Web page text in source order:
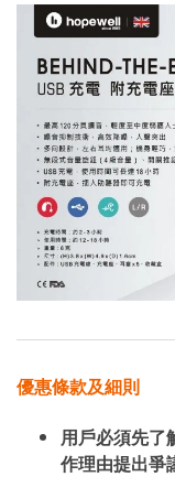
優惠條款及細則
用戶必須先了
作理由提出爭